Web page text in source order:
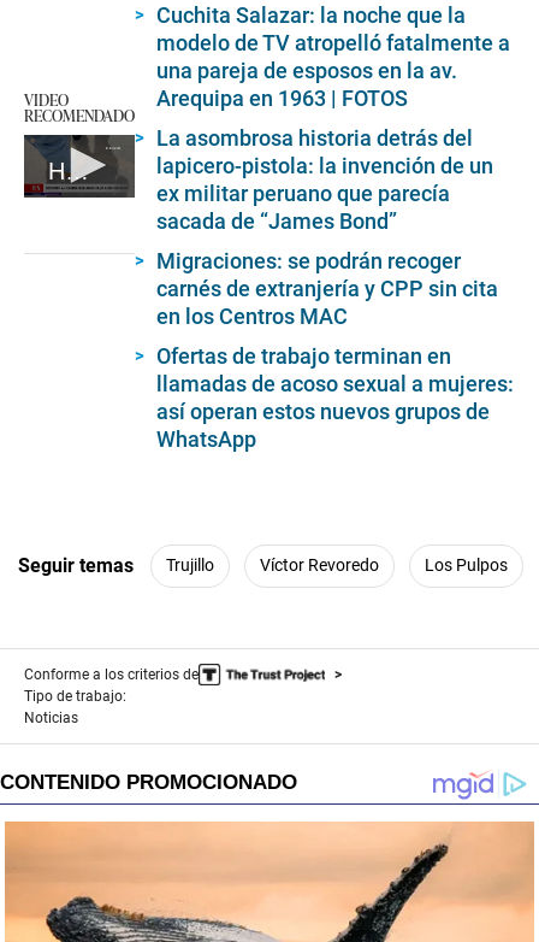
VIDEO
RECOMENDADO
Hombre intentó asesinar a su hermana
Cuchita Salazar: la noche que la
modelo de TV atropelló fatalmente a
una pareja de esposos en la av.
Arequipa en 1963 | FOTOS
La asombrosa historia detrás del
lapicero-pistola: la invención de un
ex militar peruano que parecía
sacada de “James Bond”
Migraciones: se podrán recoger
carnés de extranjería y CPP sin cita
en los Centros MAC
Ofertas de trabajo terminan en
llamadas de acoso sexual a mujeres:
así operan estos nuevos grupos de
WhatsApp
Seguir temas Trujillo Víctor Revoredo Los Pulpos
Conforme a los criterios de
Tipo de trabajo:
Noticias